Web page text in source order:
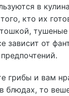
в
кто их
зависит от
грибы и вам
блюдах, то